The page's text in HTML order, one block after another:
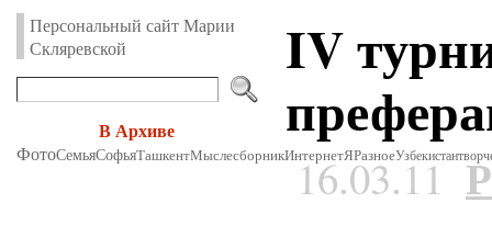
Персональный сайт Марии
Скляревской
В Архиве
ФотоСемьяСофьяТашкентМыслесборникИнтернетЯРазноеУзбекистан
IV
16.03.11